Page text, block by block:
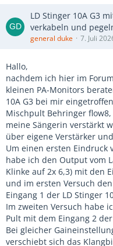
LD Stinger 10A G3
verkabeln und
general duke 7. Juli
Hallo,
nachdem ich hier im
kleinen PA-Monitors
10A G3 bei mir
Mischpult Behringer
meine Sängerin verstärkt
über eigene Verstärker
Um einen ersten Eindruck
habe ich den Output vom
Klinke auf 2x 6,3) mit den
und im ersten Versuch
Eingang 1 der LD Stinger
Im zweiten Versuch habe
Pult mit dem Eingang 2
Bei gleicher
verschiebt sich das